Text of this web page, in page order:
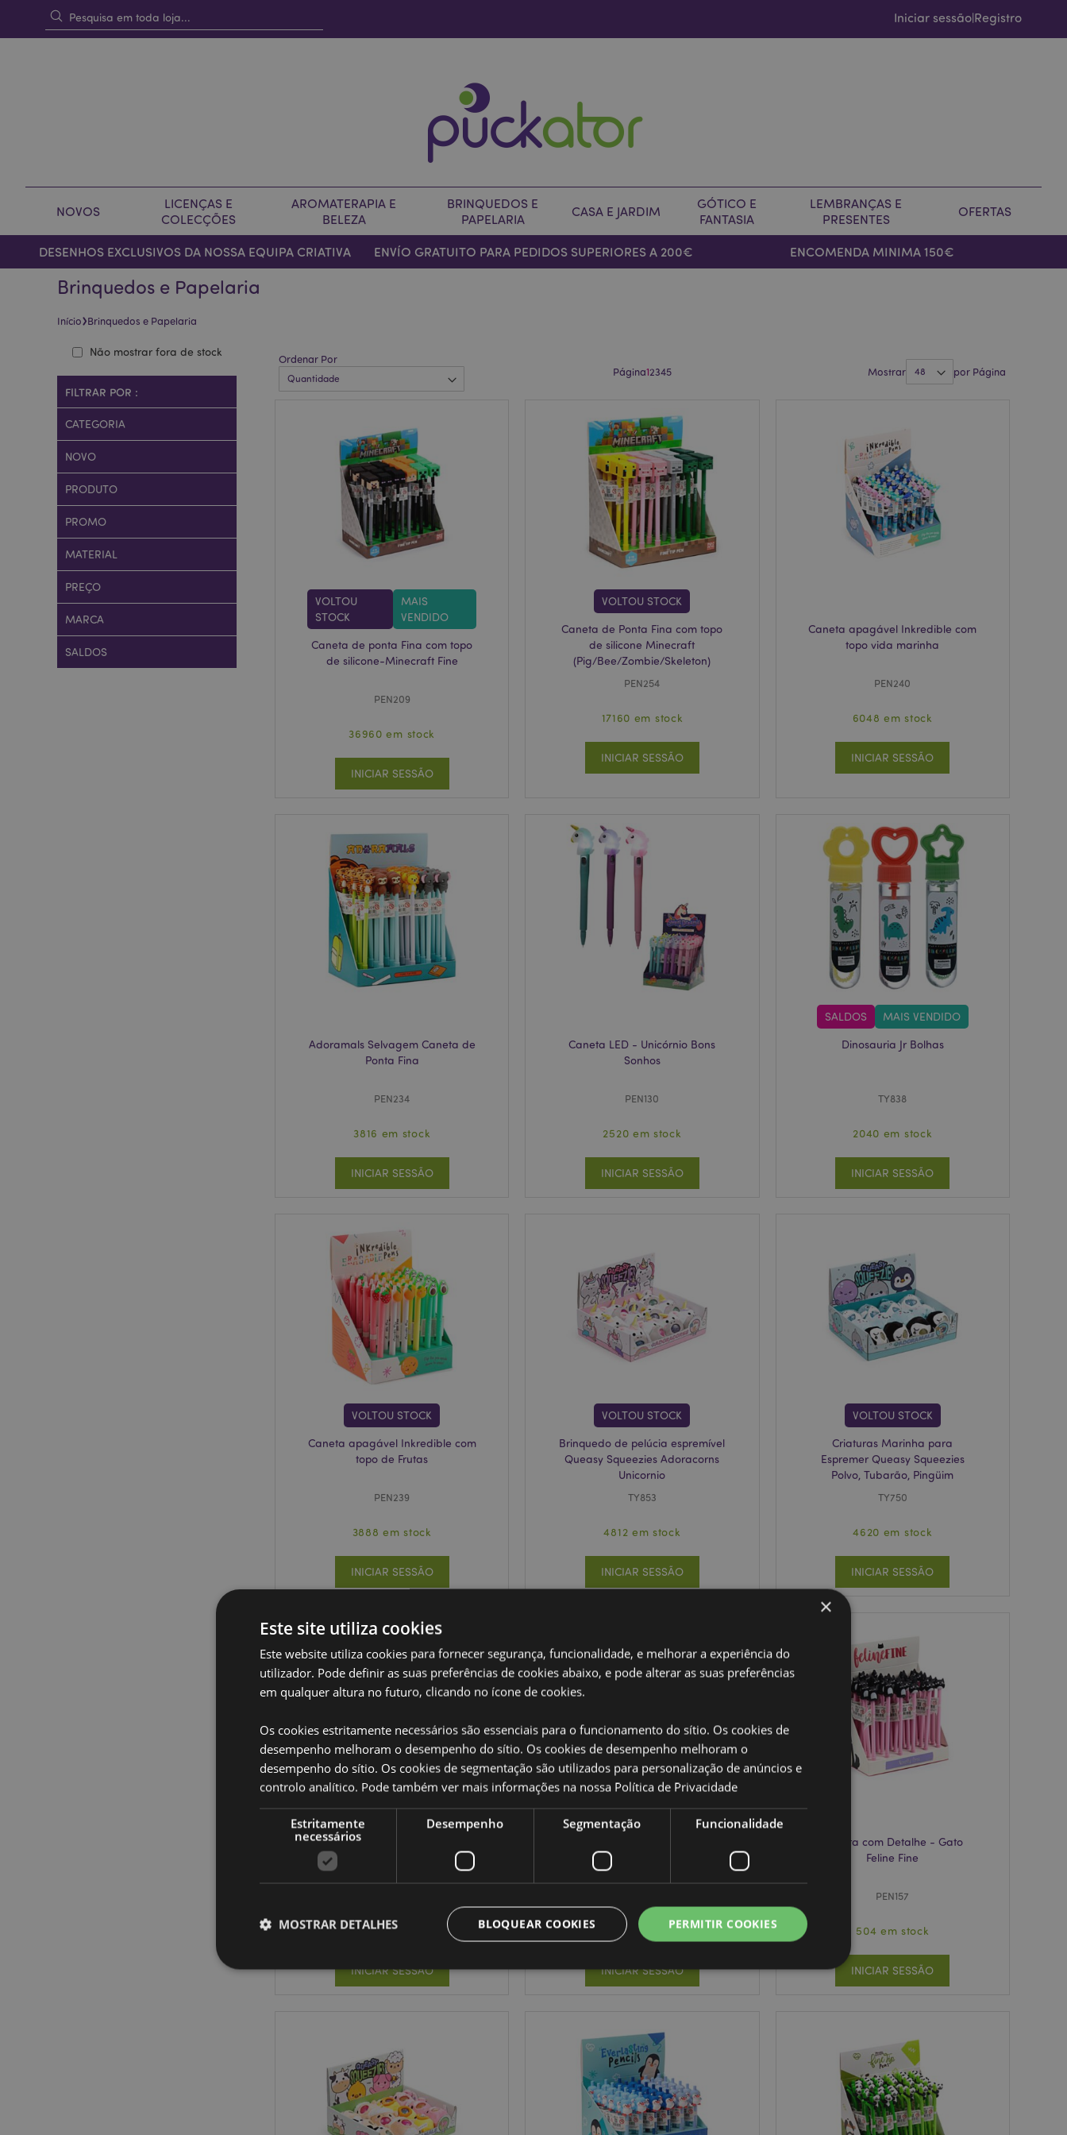
Iniciar sessão|Registro
NOVOS
LICENÇAS E
COLECÇÕES
AROMATERAPIA E
BELEZA
BRINQUEDOS E
PAPELARIA
CASA E JARDIM
GÓTICO E
FANTASIA
LEMBRANÇAS E
PRESENTES
OFERTAS
DESENHOS EXCLUSIVOS DA NOSSA EQUIPA CRIATIVA ENVÍO GRATUITO PARA PEDIDOS SUPERIORES A 200€ ENCOMENDA MINIMA 150€
Brinquedos e Papelaria
Início›Brinquedos e Papelaria
Ordenar Por
Página12345 Mostrar por Página
VOLTOU
STOCK
MAIS
VENDIDO
Caneta de ponta Fina com topo
de silicone-Minecraft Fine
PEN209
36960 em stock
INICIAR SESSÃO
VOLTOU STOCK
Caneta de Ponta Fina com topo
de silicone Minecraft
(Pig/Bee/Zombie/Skeleton)
PEN254
17160 em stock
INICIAR SESSÃO
Caneta apagável Inkredible com
topo vida marinha
PEN240
6048 em stock
INICIAR SESSÃO
Adoramals Selvagem Caneta de
Ponta Fina
PEN234
3816 em stock
INICIAR SESSÃO
Caneta LED - Unicórnio Bons
Sonhos
PEN130
2520 em stock
INICIAR SESSÃO
SALDOS MAIS VENDIDO
Dinosauria Jr Bolhas
TY838
2040 em stock
INICIAR SESSÃO
VOLTOU STOCK
Caneta apagável Inkredible com
topo de Frutas
PEN239
3888 em stock
INICIAR SESSÃO
VOLTOU STOCK
Brinquedo de pelúcia espremível
Queasy Squeezies Adoracorns
Unicornio
TY853
4812 em stock
INICIAR SESSÃO
VOLTOU STOCK
Criaturas Marinha para
Espremer Queasy Squeezies
Polvo, Tubarão, Pingüim
TY750
4620 em stock
INICIAR SESSÃO
Caneta apagável Inkredible com
2772 em stock
INICIAR SESSÃO
MAIS VENDIDO
2736 em stock
INICIAR SESSÃO
Caneta com Detalhe - Gato
Feline Fine
PEN157
504 em stock
INICIAR SESSÃO
Não mostrar fora de stock
FILTRAR POR :
CATEGORIA
NOVO
PRODUTO
PROMO
MATERIAL
PREÇO
MARCA
SALDOS
×
Este site utiliza cookies
Este website utiliza cookies para fornecer segurança, funcionalidade, e melhorar a experiência do
utilizador. Pode definir as suas preferências de cookies abaixo, e pode alterar as suas preferências
em qualquer altura no futuro, clicando no ícone de cookies.
Os cookies estritamente necessários são essenciais para o funcionamento do sítio. Os cookies de
desempenho melhoram o desempenho do sítio. Os cookies de desempenho melhoram o
desempenho do sítio. Os cookies de segmentação são utilizados para personalização de anúncios e
controlo analítico. Pode também ver mais informações na nossa Política de Privacidade
Estritamente
necessários
Desempenho Segmentação Funcionalidade
PERMITIR COOKIES
BLOQUEAR COOKIES
MOSTRAR DETALHES
Os cookies estritamente necessários permitem funcionalidades centrais do website, tais como login de utilizador e gestão de
conta. O sítio web não pode ser utilizado correctamente sem os cookies estritamente necessários.
Descrição
CookieScriptConsent
CookieScript
.puckator.pt
Este cookie é usado pelo serviço Cookie-
Script.com para lembrar as preferências de
consentimento do cookie do visitante. É